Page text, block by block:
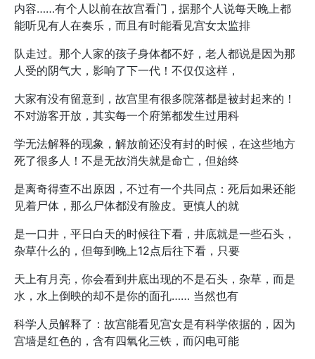
内容……有个人以前在故宫看门，据那个人说每天晚上都
能听见有人在奏乐，而且有时能看见宫女太监排
队走过。那个人家的孩子身体都不好，老人都说是因为那
人受的阴气大，影响了下一代！不仅仅这样，
大家有没有留意到，故宫里有很多院落都是被封起来的！
不对游客开放，其实每一个府第都发生过用科
学无法解释的现象，解放前还没有封的时候，在这些地方
死了很多人！不是无故消失就是命亡，但始终
是离奇得查不出原因，不过有一个共同点：死后如果还能
见着尸体，那么尸体都没有脸皮。更慎人的就
是一口井，平日白天的时候往下看，井底就是一些石头，
杂草什么的，但每到晚上12点后往下看，只要
天上有月亮，你会看到井底出现的不是石头，杂草，而是
水，水上倒映的却不是你的面孔…… 当然也有
科学人员解释了：故宫能看见宫女是有科学依据的，因为
宫墙是红色的，含有四氧化三铁，而闪电可能